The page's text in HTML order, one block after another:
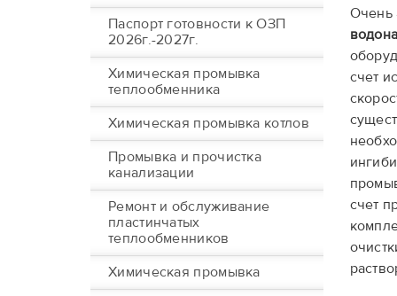
Паспорт готовности к ОЗП
2026г.-2027г.
Химическая промывка
теплообменника
Химическая промывка котлов
Промывка и прочистка
канализации
Ремонт и обслуживание
пластинчатых
теплообменников
Химическая промывка
Очень
счет
счет